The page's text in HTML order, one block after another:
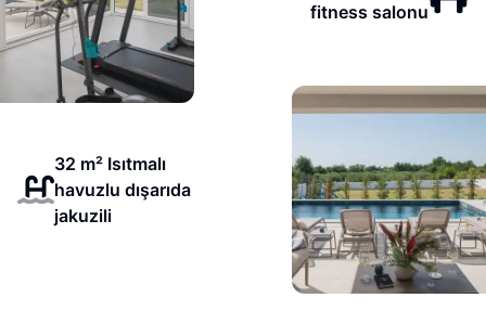
fitness salonu
32 m² Isıtmalı
havuzlu dışarıda
jakuzili